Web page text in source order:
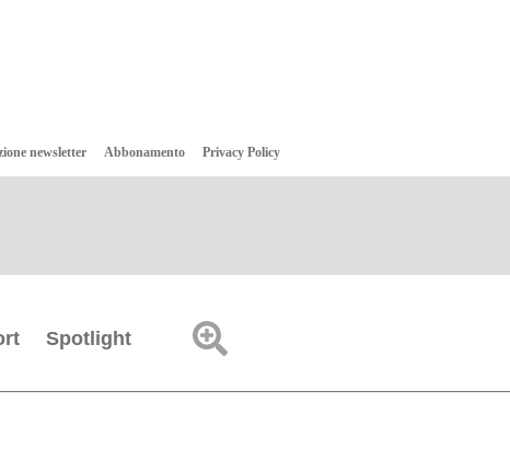
newsletter Abbonamento Privacy Policy
Spotlight